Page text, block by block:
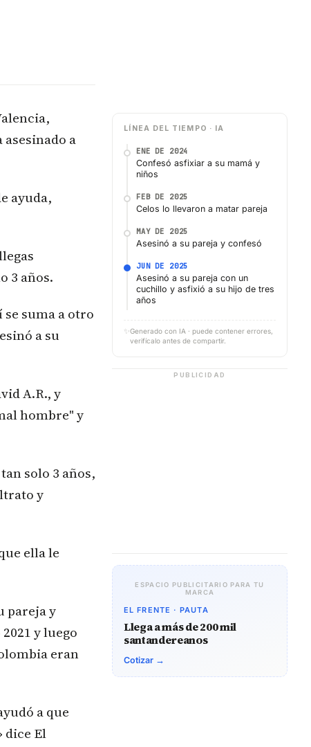
a
ayuda,
3 años.
suma a otro
a su
A.R., y
hombre" y
solo 3 años,
y
ella le
pareja y
y luego
eran
a que
dice El
LÍNEA DEL TIEMPO · IA
ENE DE 2024
Confesó asfixiar a su mamá y
niños
FEB DE 2025
Celos lo llevaron a matar pareja
MAY DE 2025
Asesinó a su pareja y confesó
JUN DE 2025
Asesinó a su pareja con un
cuchillo y asfixió a su hijo de tres
años
✨ Generado con IA · puede contener errores,
verifícalo antes de compartir.
PUBLICIDAD
ESPACIO PUBLICITARIO PARA TU
MARCA
EL FRENTE · PAUTA
Llega a más de 200 mil
santandereanos
Cotizar →